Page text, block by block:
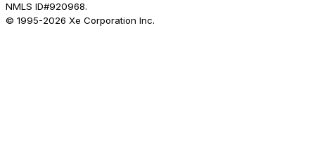
NMLS ID#920968.
© 1995-2026 Xe Corporation Inc.